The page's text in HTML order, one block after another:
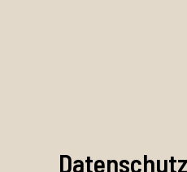
Datenschutz